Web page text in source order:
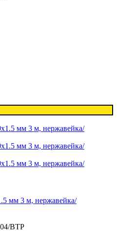
мм 3 м, нержавейка/
BTP